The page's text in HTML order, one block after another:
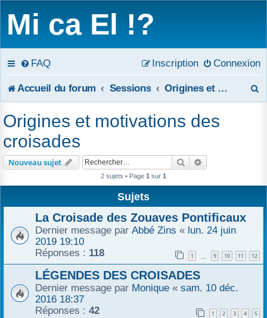
Mi ca El !?
FAQ Connexion
Inscription
Accueil du forum Sessions Origines et motivations des croisades
Origines et motivations des
croisades
Nouveau sujet Rechercher
2 sujets • Page 1 sur 1
Sujets
La Croisade des Zouaves Pontificaux
Dernier message par Abbé Zins « lun. 24 juin
2019 19:10
Réponses : 118 1 … 9 10 11 12
LÉGENDES DES CROISADES
Dernier message par Monique « sam. 10 déc.
2016 18:37
Réponses : 42 1 2 3 4 5